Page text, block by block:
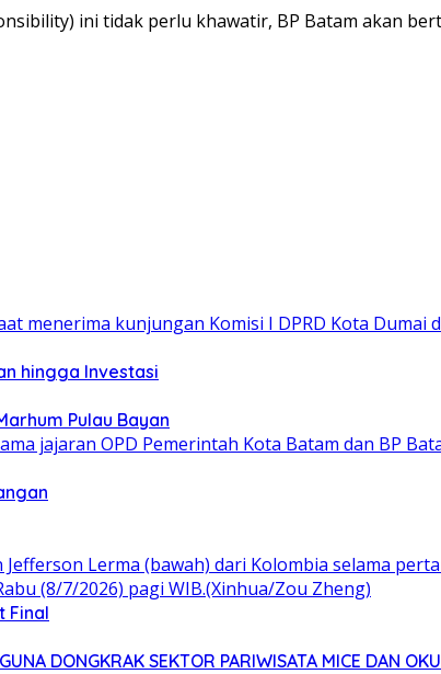
ini tidak perlu khawatir, BP Batam akan
hingga Investasi
Pulau Bayan
Final
DONGKRAK SEKTOR PARIWISATA MICE DAN